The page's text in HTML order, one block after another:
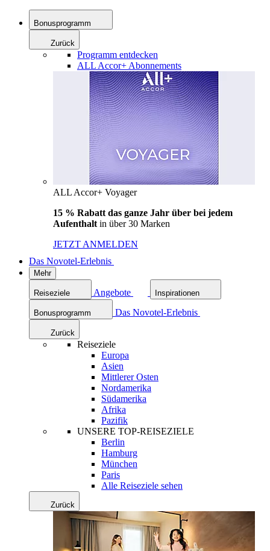
Bonusprogramm
Zurück
Programm entdecken
ALL Accor+ Abonnements
ALL Accor+ Voyager
15 % Rabatt das ganze Jahr über bei jedem
Aufenthalt in über 30 Marken
JETZT ANMELDEN
Das Novotel-Erlebnis
Mehr
Reiseziele Angebote Inspirationen
Bonusprogramm Das Novotel-Erlebnis
Zurück
Reiseziele
Europa
Asien
Mittlerer Osten
Nordamerika
Südamerika
Afrika
Pazifik
UNSERE TOP-REISEZIELE
Berlin
Hamburg
München
Paris
Alle Reiseziele sehen
Zurück